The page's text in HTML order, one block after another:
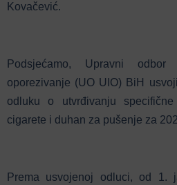
Kovačević.
Podsjećamo, Upravni
oporezivanje (UO UIO) BiH
odluku o utvrđivanju
cigarete i duhan za pušenje za
Prema usvojenoj odluci, od 1.